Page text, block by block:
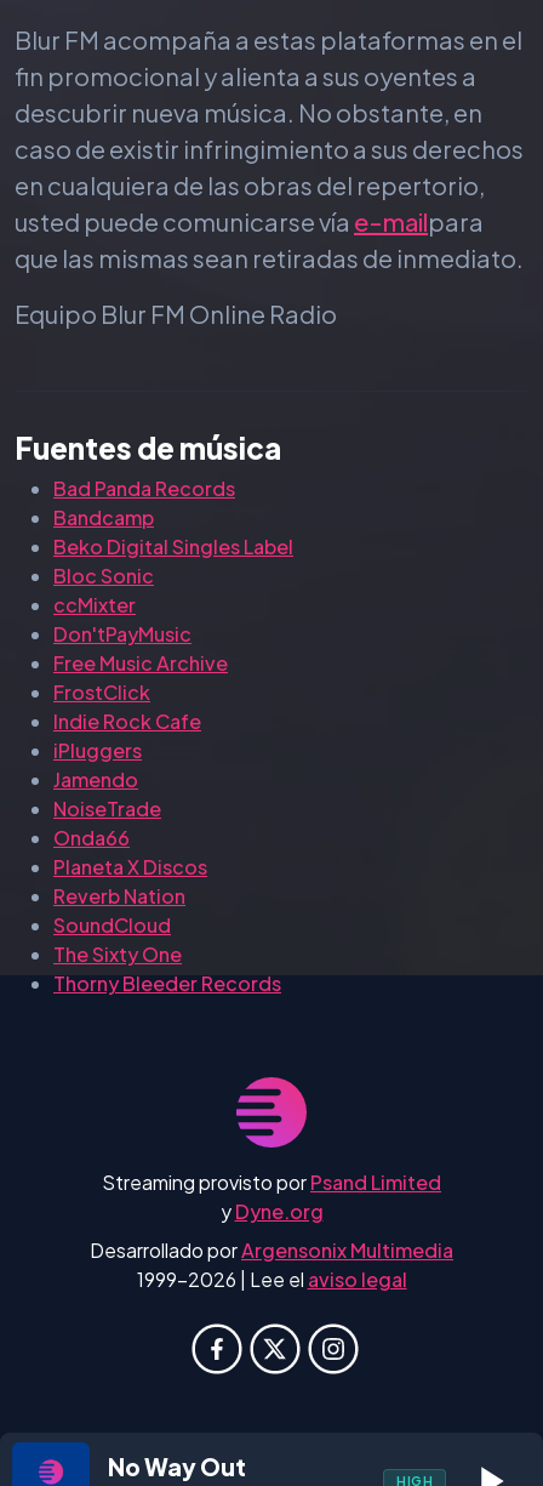
Blur FM acompaña a estas plataformas en el
fin promocional y alienta a sus oyentes a
descubrir nueva música. No obstante, en
caso de existir infringimiento a sus derechos
en cualquiera de las obras del repertorio,
usted puede comunicarse vía e-mailpara
que las mismas sean retiradas de inmediato.
Equipo Blur FM Online Radio
Fuentes de música
Bad Panda Records
Bandcamp
Beko Digital Singles Label
Bloc Sonic
ccMixter
Don'tPayMusic
Free Music Archive
FrostClick
Indie Rock Cafe
iPluggers
Jamendo
NoiseTrade
Onda66
Planeta X Discos
Reverb Nation
SoundCloud
The Sixty One
Thorny Bleeder Records
Streaming provisto porPsand Limited
yDyne.org
Desarrollado porArgensonix Multimedia
1999-2026 | Lee el aviso legal